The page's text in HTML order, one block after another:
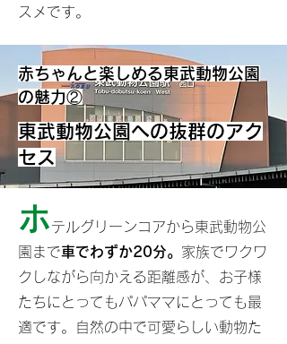
スメです。
赤ちゃんと楽しめる東武動物公園
の魅力②
東武動物公園への抜群のアク
セス
ホテルグリーンコアから東武動物公
園まで車でわずか20分。 家族でワクワ
クしながら向かえる距離感が、お子様
たちにとってもパパママにとっても最
適です。自然の中で可愛らしい動物た